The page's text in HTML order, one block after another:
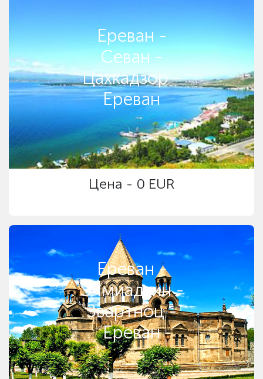
Ереван -
Севан -
Цахкадзор -
Ереван
Цена - 0 EUR
Ереван -
Эчмиадзин -
Звартноц -
Ереван